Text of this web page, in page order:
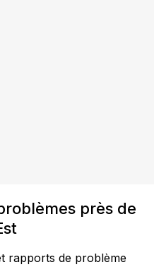
près de
rapports de problème